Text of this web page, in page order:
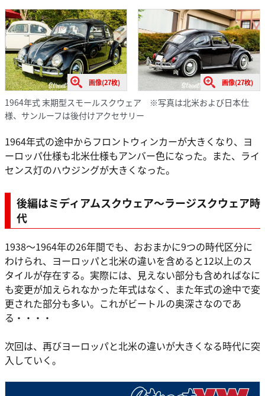
画像(27枚) 画像(27枚)
1964年式 末期型スモールスクウェア ※写真は北米および日本仕
様、サンルーフは後付けアクセサリー
1964年式の途中からフロントウィンカーが大きくなり、ヨ
ーロッパ仕様も北米仕様もアンバー色になった。また、ライ
センス灯のハウジングが大きくなった。
後編はミディアムスクウェア～ラージスクウェア時
代
1938～1964年の26年間でも、おおまかに9つの時代区分に
わけられ、ヨーロッパと北米の違いを含めると12以上のス
タイルが存在する。実際には、見えない部分も含めればなに
も変更が加えられなかった年式はなく、また年式の途中で変
更された部分も多い。これがビートルの奥深さなのであ
る・・・・
次回は、再びヨーロッパと北米の違いが大きくなる時代に突
入していく。